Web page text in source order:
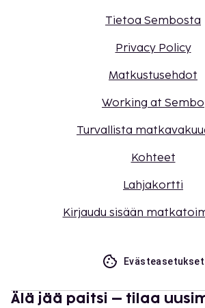
Tietoa Sembosta
Privacy Policy
Matkustusehdot
Working at Sembo
Turvallista
Kohteet
Lahjakortti
Kirjaudu sisään
Evästeasetukset
Älä jää paitsi – tilaa